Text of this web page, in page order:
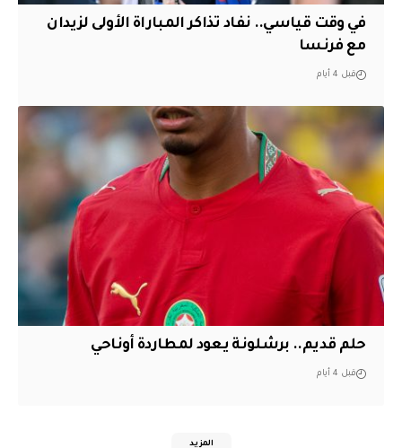
في وقت قياسي.. نفاد تذاكر المباراة الأولى لزيدان
مع فرنسا
قبل 4 أيام
حلم قديم.. برشلونة يعود لمطاردة أوناحي
قبل 4 أيام
المزيد